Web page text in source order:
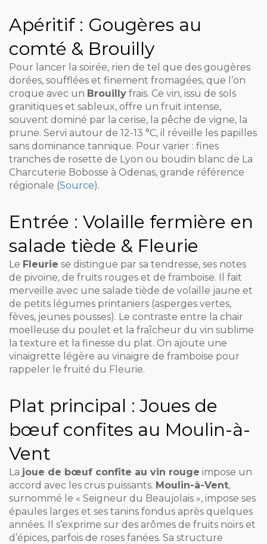
Apéritif : Gougères au
comté & Brouilly
Pour lancer la soirée, rien de tel que des gougères
dorées, soufflées et finement fromagées, que l’on
croque avec un Brouilly frais. Ce vin, issu de sols
granitiques et sableux, offre un fruit intense,
souvent dominé par la cerise, la pêche de vigne, la
prune. Servi autour de 12-13 °C, il réveille les papilles
sans dominance tannique. Pour varier : fines
tranches de rosette de Lyon ou boudin blanc de La
Charcuterie Bobosse à Odenas, grande référence
régionale (Source).
Entrée : Volaille fermière en
salade tiède & Fleurie
Le Fleurie se distingue par sa tendresse, ses notes
de pivoine, de fruits rouges et de framboise. Il fait
merveille avec une salade tiède de volaille jaune et
de petits légumes printaniers (asperges vertes,
fèves, jeunes pousses). Le contraste entre la chair
moelleuse du poulet et la fraîcheur du vin sublime
la texture et la finesse du plat. On ajoute une
vinaigrette légère au vinaigre de framboise pour
rappeler le fruité du Fleurie.
Plat principal : Joues de
bœuf confites au Moulin-à-
Vent
La joue de bœuf confite au vin rouge impose un
accord avec les crus puissants. Moulin-à-Vent,
surnommé le « Seigneur du Beaujolais », impose ses
épaules larges et ses tanins fondus après quelques
années. Il s’exprime sur des arômes de fruits noirs et
d’épices, parfois de roses fanées. Sa structure